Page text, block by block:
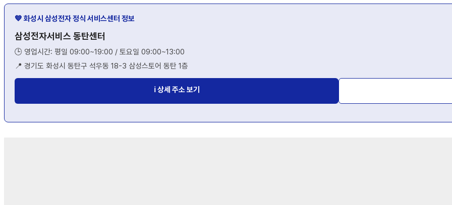
💙 화성시 삼성전자 정식 서비스센터 정보
삼성전자서비스 동탄센터
🕒 영업시간: 평일 09:00~19:00 / 토요일 09:00~13:00
📍 경기도 화성시 동탄구 석우동 18-3 삼성스토어 동탄 1층
ℹ️ 상세 주소 보기